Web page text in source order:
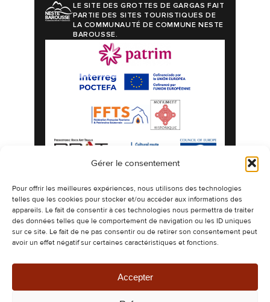
Gérer le consentement
Pour offrir les meilleures expériences, nous utilisons des technologies
telles que les cookies pour stocker et/ou accéder aux informations des
appareils. Le fait de consentir à ces technologies nous permettra de traiter
des données telles que le comportement de navigation ou les ID uniques
sur ce site. Le fait de ne pas consentir ou de retirer son consentement peut
avoir un effet négatif sur certaines caractéristiques et fonctions.
Accepter
LE SITE DES GROTTES DE GARGAS FAIT
PARTIE DES SITES TOURISTIQUES DE
LA COMMUNAUTÉ DE COMMUNE NESTE
BAROUSSE.
Mentions légalesPolitique de confidentialité
Politique de cookiesPlan du site
©2026 Les Grottes préhistoriques de Gargas
espaces naturels authentiques ornés de
dessins millénaires.
Design & Développement - CETIR
règles de confidentialitéet lesconditions
de Google s’appliquent.